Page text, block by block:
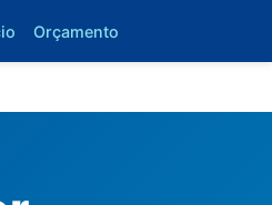
Orçamento